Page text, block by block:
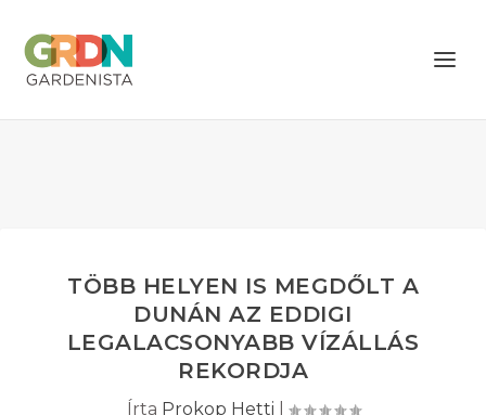
TÖBB HELYEN IS MEGDŐLT A
DUNÁN AZ EDDIGI
LEGALACSONYABB VÍZÁLLÁS
REKORDJA
Írta Prokop Hetti